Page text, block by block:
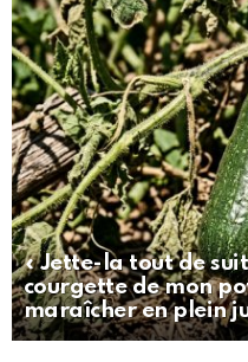
« Jette-la tout de
courgette de mon
maraîcher en plein